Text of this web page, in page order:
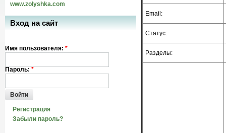
Email:
Статус:
Разделы:
www.zolyshka.com
Вход на сайт
Имя пользователя: *
Пароль: *
Войти
Регистрация
Забыли пароль?